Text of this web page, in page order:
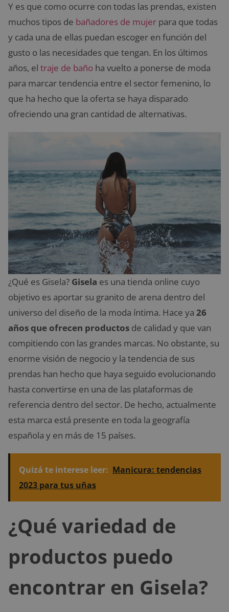
Y es que como ocurre con todas las prendas, existen
muchos tipos de bañadores de mujer para que todas
y cada una de ellas puedan escoger en función del
gusto o las necesidades que tengan. En los últimos
años, el traje de baño ha vuelto a ponerse de moda
para marcar tendencia entre el sector femenino, lo
que ha hecho que la oferta se haya disparado
ofreciendo una gran cantidad de alternativas.
¿Qué es Gisela? Gisela es una tienda online cuyo
objetivo es aportar su granito de arena dentro del
universo del diseño de la moda íntima. Hace ya 26
años que ofrecen productos de calidad y que van
compitiendo con las grandes marcas. No obstante, su
enorme visión de negocio y la tendencia de sus
prendas han hecho que haya seguido evolucionando
hasta convertirse en una de las plataformas de
referencia dentro del sector. De hecho, actualmente
esta marca está presente en toda la geografía
española y en más de 15 países.
Quizá te interese leer: Manicura: tendencias
2023 para tus uñas
¿Qué variedad de
productos puedo
encontrar en Gisela?